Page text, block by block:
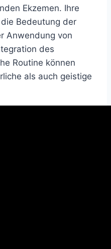
Ekzemen. Ihre
Bedeutung der
Anwendung von
des
Routine können
als auch geistige